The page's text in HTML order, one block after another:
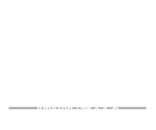
Amazonで購入する